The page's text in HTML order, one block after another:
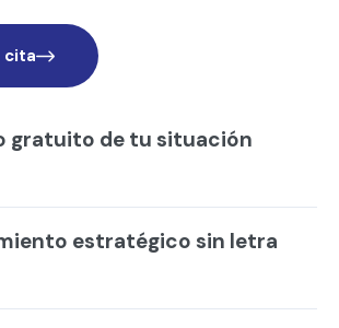
cita
gratuito de tu situación
estratégico sin letra